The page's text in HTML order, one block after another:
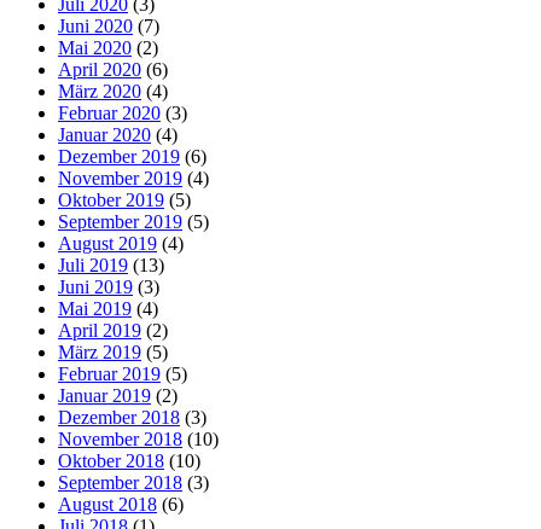
Juli 2020 (3)
Juni 2020 (7)
Mai 2020 (2)
April 2020 (6)
März 2020 (4)
Februar 2020 (3)
Januar 2020 (4)
Dezember 2019 (6)
November 2019 (4)
Oktober 2019 (5)
September 2019 (5)
August 2019 (4)
Juli 2019 (13)
Juni 2019 (3)
Mai 2019 (4)
April 2019 (2)
März 2019 (5)
Februar 2019 (5)
Januar 2019 (2)
Dezember 2018 (3)
November 2018 (10)
Oktober 2018 (10)
September 2018 (3)
August 2018 (6)